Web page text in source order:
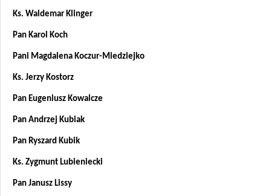
Ks. Waldemar Klinger
Pan Karol Koch
Pani Magdalena Koczur-Miedziejko
Ks. Jerzy Kostorz
Pan Eugeniusz Kowalcze
Pan Andrzej Kubiak
Pan Ryszard Kubik
Ks. Zygmunt Lubieniecki
Pan Janusz Lissy